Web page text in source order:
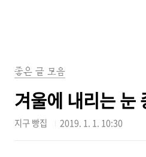
좋은 글 모음
겨울에 내리는 눈
지구 빵집 2019. 1. 1. 10:30